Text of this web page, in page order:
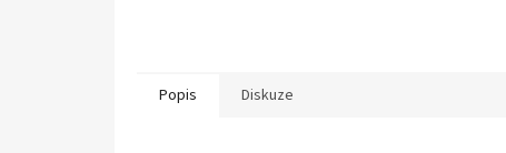
Popis Diskuze